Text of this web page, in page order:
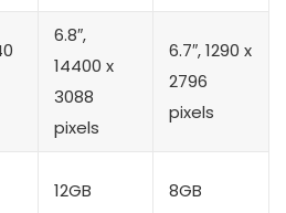
6.8″,
14400 x
3088
pixels
6.7″, 1290 x
2796
pixels
12GB 8GB